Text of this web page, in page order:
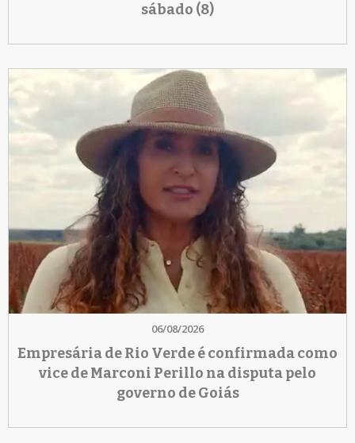
sábado (8)
06/08/2026
Empresária de Rio Verde é confirmada como
vice de Marconi Perillo na disputa pelo
governo de Goiás